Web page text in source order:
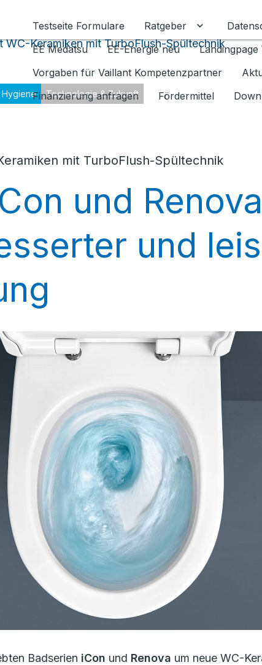
Testseite Formulare
Ratgeber Untermenü
EE Medatsu
EE-Energie neu
Vorgaben für Vaillant Kompetenzpartner
Finanzierung anfragen
Fördermittel
WC-Keramiken mit TurboFlush-Spültechnik
Hygiene Technologie & Zukunft
mit TurboFlush-Spültechnik
und
und
Badserien iCon und Renova um neue WC-